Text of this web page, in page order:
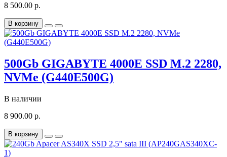
8 500.00 р.
В корзину
500Gb GIGABYTE 4000E SSD M.2 2280,
NVMe (G440E500G)
В наличии
8 900.00 р.
В корзину